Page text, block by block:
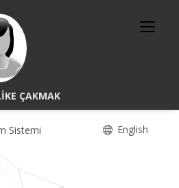
ÇAKMAK
Sistemi English